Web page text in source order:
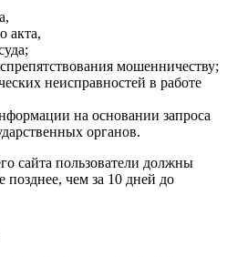
акта,
мошенничеству;
неисправностей в работе
на основании запроса
органов.
сайта пользователи должны
чем за 10 дней до